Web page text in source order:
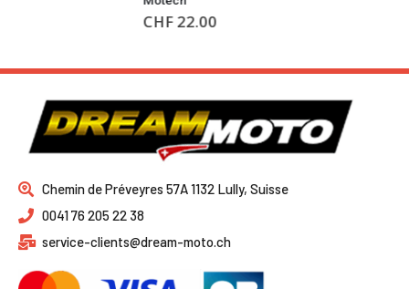
Chemin de Préveyres 57A 1132 Lully, Suisse
0041 76 205 22 38
service-clients@dream-moto.ch